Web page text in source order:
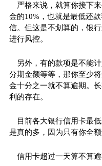
严格来说，就算你接下
金的10%，也就是最低还
信。但这是不划算的，银
进行风控。
另外，有的款项是不能
分期金额等等，那你至少
金十分之一就不算逾期。
利的存在。
目前各大银行信用卡最
是真的多，因为只有你全
信用卡超过一天算不算逾